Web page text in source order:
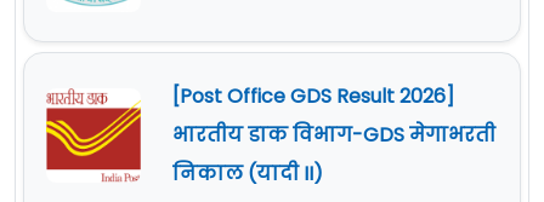
[Post Office GDS Result 2026]
भारतीय डाक विभाग-GDS मेगाभरती
निकाल (यादी II)